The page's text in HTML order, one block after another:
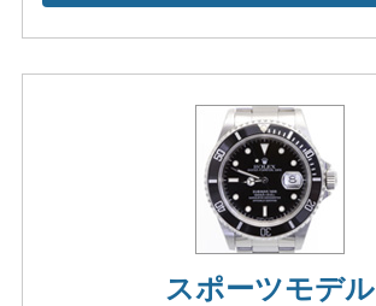
スポーツモデル